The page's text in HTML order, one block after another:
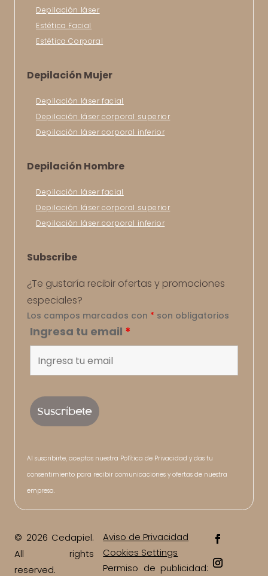
Depilación láser
Estética Facial
Estética Corporal
Depilación Mujer
Depilación láser facial
Depilación láser corporal superior
Depilación láser corporal inferior
Depilación Hombre
Depilación láser facial
Depilación láser corporal superior
Depilación láser corporal inferior
Subscribe
¿Te gustaría recibir ofertas y promociones
especiales?
Los campos marcados con * son obligatorios
Ingresa tu email *
Al suscribirte, aceptas nuestra Política de Privacidad y das tu
consentimiento para recibir comunicaciones y ofertas de nuestra
empresa.
© 2026 Cedapiel.
All rights
reserved.
Aviso de Privacidad
Cookies Settings
Permiso de publicidad: